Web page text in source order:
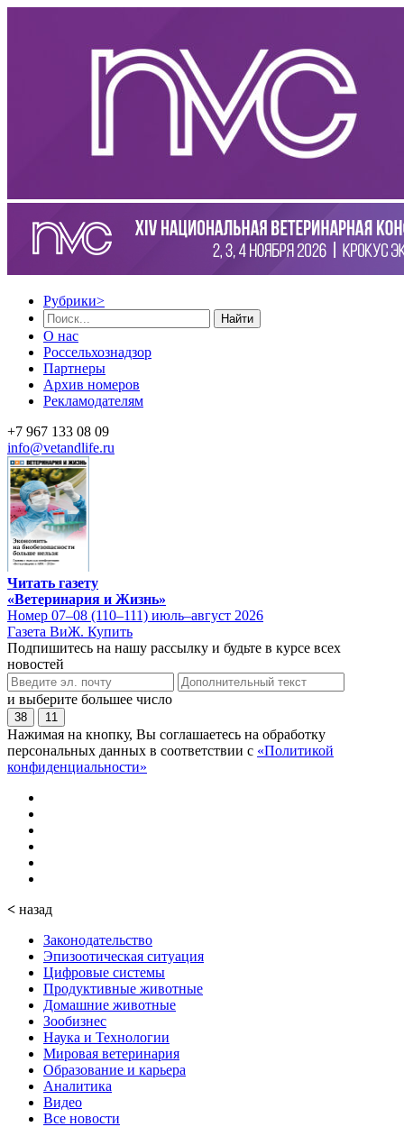
Рубрики>
Найти
О нас
Россельхознадзор
Партнеры
Архив номеров
Рекламодателям
+7 967 133 08 09
info@vetandlife.ru
Читать газету
«Ветеринария и Жизнь»
Номер 07–08 (110–111) июль–август 2026
Газета ВиЖ. Купить
Подпишитесь на нашу рассылку и будьте в курсе всех
новостей
и выберите большее число
38 11
Нажимая на кнопку, Вы соглашаетесь на обработку
персональных данных в соответствии с «Политикой
конфиденциальности»
< назад
Законодательство
Эпизоотическая ситуация
Цифровые системы
Продуктивные животные
Домашние животные
Зообизнес
Наука и Технологии
Мировая ветеринария
Образование и карьера
Аналитика
Видео
Все новости